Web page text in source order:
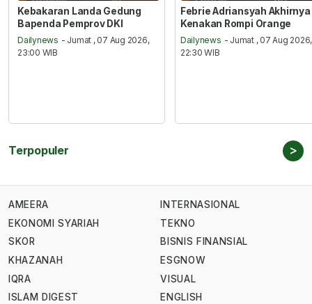
Kebakaran Landa Gedung
Bapenda Pemprov DKI
Dailynews - Jumat , 07 Aug 2026,
23:00 WIB
Febrie Adriansyah Akhirnya
Kenakan Rompi Orange
Dailynews - Jumat , 07 Aug 2026,
22:30 WIB
Terpopuler >
AMEERA
EKONOMI SYARIAH
SKOR
KHAZANAH
IQRA
ISLAM DIGEST
INTERNASIONAL
TEKNO
BISNIS FINANSIAL
ESGNOW
VISUAL
ENGLISH